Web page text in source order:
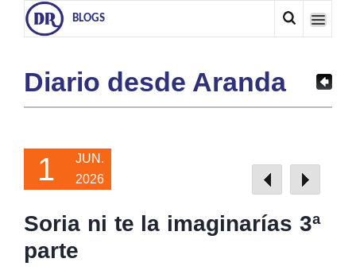
BLOGS
Diario desde Aranda
1
JUN.
2026
Soria ni te la imaginarías 3ª
parte